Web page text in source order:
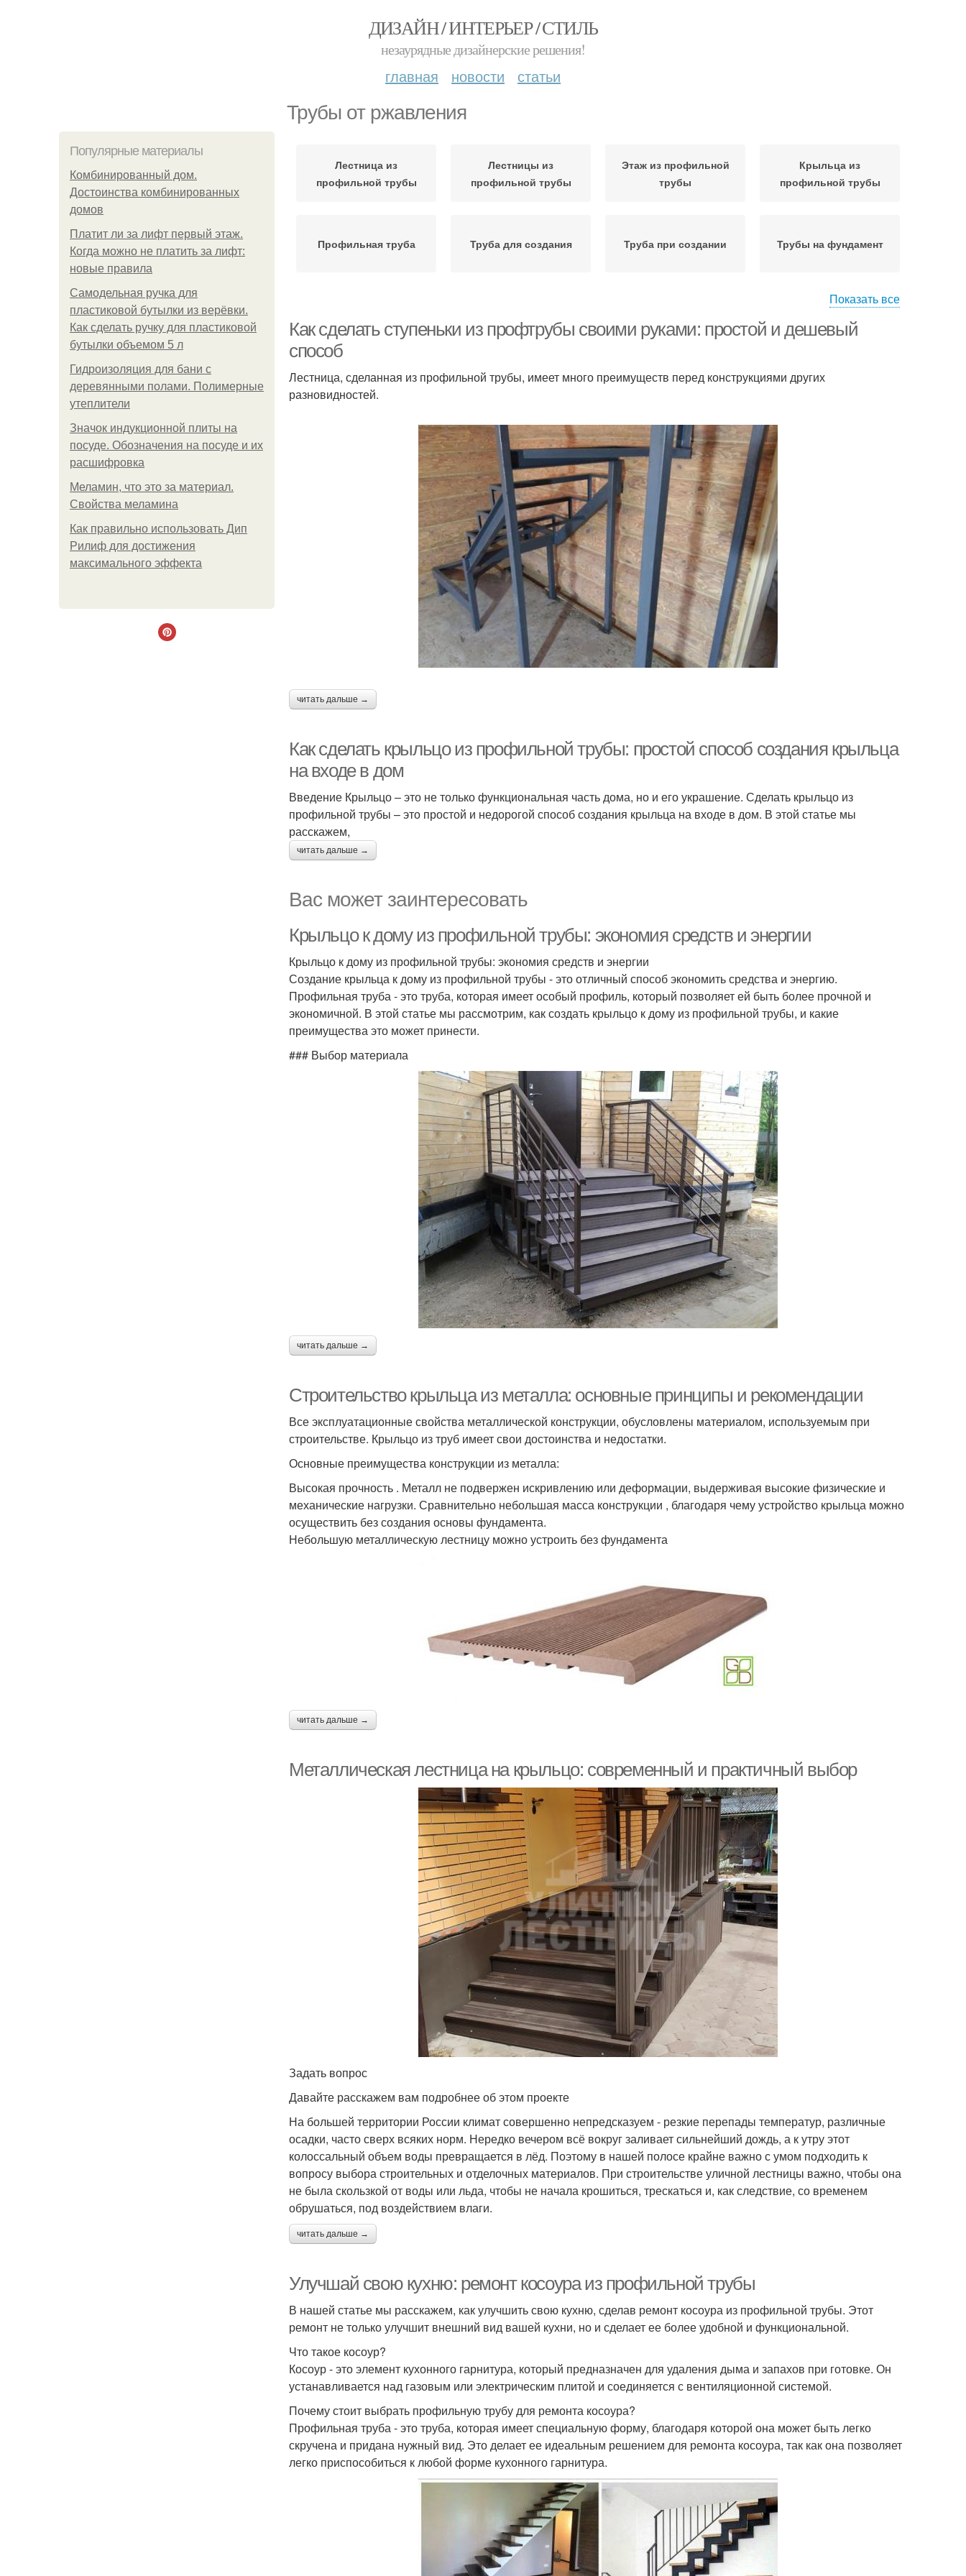
ДИЗАЙН / ИНТЕРЬЕР / СТИЛЬ
незаурядные дизайнерские решения!
главная новости статьи
Трубы от ржавления
Популярные материалы
Комбинированный дом.
Достоинства комбинированных
домов
Платит ли за лифт первый этаж.
Когда можно не платить за лифт:
новые правила
Самодельная ручка для
пластиковой бутылки из верёвки.
Как сделать ручку для пластиковой
бутылки объемом 5 л
Гидроизоляция для бани с
деревянными полами. Полимерные
утеплители
Значок индукционной плиты на
посуде. Обозначения на посуде и их
расшифровка
Меламин, что это за материал.
Свойства меламина
Как правильно использовать Дип
Рилиф для достижения
максимального эффекта
Лестница из
профильной трубы
Лестницы из
профильной трубы
Этаж из профильной
трубы
Крыльца из
профильной трубы
Профильная труба Труба для создания Труба при создании Трубы на фундамент
Показать все
Как сделать ступеньки из профтрубы своими руками: простой и дешевый
способ
Лестница, сделанная из профильной трубы, имеет много преимуществ перед конструкциями других
разновидностей.
читать дальше →
Как сделать крыльцо из профильной трубы: простой способ создания крыльца
на входе в дом
Введение Крыльцо – это не только функциональная часть дома, но и его украшение. Сделать крыльцо из
профильной трубы – это простой и недорогой способ создания крыльца на входе в дом. В этой статье мы
расскажем,
читать дальше →
Вас может заинтересовать
Крыльцо к дому из профильной трубы: экономия средств и энергии
Крыльцо к дому из профильной трубы: экономия средств и энергии
Создание крыльца к дому из профильной трубы - это отличный способ экономить средства и энергию.
Профильная труба - это труба, которая имеет особый профиль, который позволяет ей быть более прочной и
экономичной. В этой статье мы рассмотрим, как создать крыльцо к дому из профильной трубы, и какие
преимущества это может принести.
### Выбор материала
читать дальше →
Строительство крыльца из металла: основные принципы и рекомендации
Все эксплуатационные свойства металлической конструкции, обусловлены материалом, используемым при
строительстве. Крыльцо из труб имеет свои достоинства и недостатки.
Основные преимущества конструкции из металла:
Высокая прочность . Металл не подвержен искривлению или деформации, выдерживая высокие физические и
механические нагрузки. Сравнительно небольшая масса конструкции , благодаря чему устройство крыльца можно
осуществить без создания основы фундамента.
Небольшую металлическую лестницу можно устроить без фундамента
читать дальше →
Металлическая лестница на крыльцо: современный и практичный выбор
Задать вопрос
Давайте расскажем вам подробнее об этом проекте
На большей территории России климат совершенно непредсказуем - резкие перепады температур, различные
осадки, часто сверх всяких норм. Нередко вечером всё вокруг заливает сильнейший дождь, а к утру этот
колоссальный объем воды превращается в лёд. Поэтому в нашей полосе крайне важно с умом подходить к
вопросу выбора строительных и отделочных материалов. При строительстве уличной лестницы важно, чтобы она
не была скользкой от воды или льда, чтобы не начала крошиться, трескаться и, как следствие, со временем
обрушаться, под воздействием влаги.
читать дальше →
Улучшай свою кухню: ремонт косоура из профильной трубы
В нашей статье мы расскажем, как улучшить свою кухню, сделав ремонт косоура из профильной трубы. Этот
ремонт не только улучшит внешний вид вашей кухни, но и сделает ее более удобной и функциональной.
Что такое косоур?
Косоур - это элемент кухонного гарнитура, который предназначен для удаления дыма и запахов при готовке. Он
устанавливается над газовым или электрическим плитой и соединяется с вентиляционной системой.
Почему стоит выбрать профильную трубу для ремонта косоура?
Профильная труба - это труба, которая имеет специальную форму, благодаря которой она может быть легко
скручена и придана нужный вид. Это делает ее идеальным решением для ремонта косоура, так как она позволяет
легко приспособиться к любой форме кухонного гарнитура.